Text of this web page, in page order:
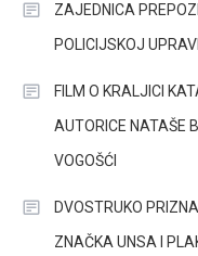
ZAJEDNICA
POLICIJSKOJ
FILM O KRALJICI
AUTORICE NATAŠE
VOGOŠĆI
DVOSTRUKO
ZNAČKA UNSA I